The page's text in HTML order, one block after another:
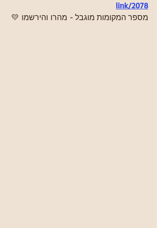
link/2078
מספר המקומות מוגבל - מהרו והירשמו 💛